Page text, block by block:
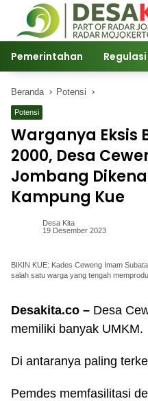
Langsung
konten
Pemerintahan Regulasi
Beranda Potensi
Potensi
Warganya Eksis
2000, Desa
Jombang
Kampung Kue
Desa Kita
19 Desember 2023
BIKIN KUE: Kades Ceweng Imam
salah satu warga yang tengah
Desakita.co – Desa
memiliki banyak UMKM.
Di antaranya paling
Pemdes memfasilitasi